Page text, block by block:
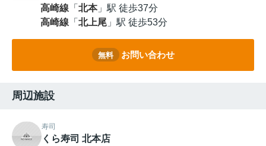
高崎線 「 北本」駅 徒歩37分
高崎線 「 北上尾 」駅 徒歩53分
無料 お問い合わせ
周辺施設
寿司
くら寿司 北本店